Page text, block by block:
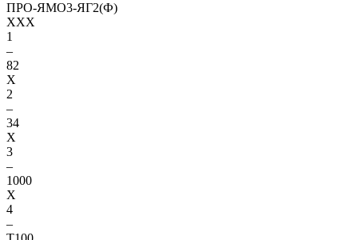
ПРО-ЯМО3-ЯГ2(Ф)
XXX
1
–
82
X
2
–
34
X
3
–
1000
X
4
–